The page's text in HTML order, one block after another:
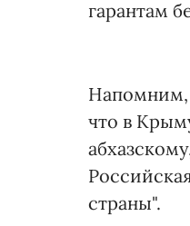
гарантам
Напомним,
что в
страны".